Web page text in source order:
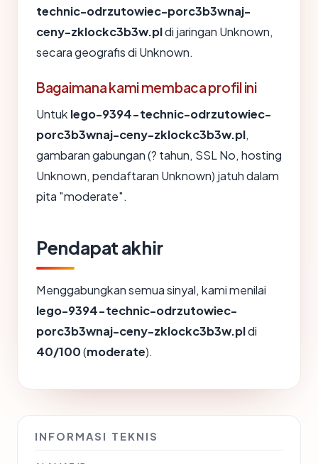
technic-odrzutowiec-porc3b3wnaj-
ceny-zklockc3b3w.pldi jaringan Unknown,
secara geografis di Unknown.
Bagaimana kami membaca profil ini
Untuk lego-9394-technic-odrzutowiec-
porc3b3wnaj-ceny-zklockc3b3w.pl,
gambaran gabungan (? tahun, SSL No, hosting
Unknown, pendaftaran Unknown) jatuh dalam
pita "moderate".
Pendapat akhir
Menggabungkan semua sinyal, kami menilai
lego-9394-technic-odrzutowiec-
porc3b3wnaj-ceny-zklockc3b3w.pldi
40/100(moderate).
INFORMASI TEKNIS